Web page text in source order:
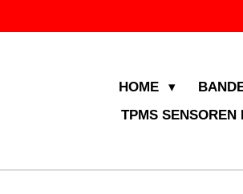
direct
HOME
TPMS SENSOREN